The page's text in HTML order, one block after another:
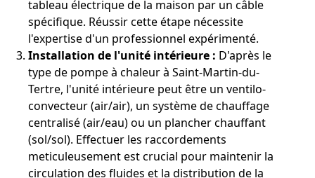
tableau électrique de la maison par un câble
spécifique. Réussir cette étape nécessite
l'expertise d'un professionnel expérimenté.
Installation de l'unité intérieure : D'après le
type de pompe à chaleur à Saint-Martin-du-
Tertre, l'unité intérieure peut être un ventilo-
convecteur (air/air), un système de chauffage
centralisé (air/eau) ou un plancher chauffant
(sol/sol). Effectuer les raccordements
meticuleusement est crucial pour maintenir la
circulation des fluides et la distribution de la